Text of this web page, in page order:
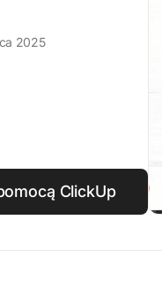
2025
ClickUp